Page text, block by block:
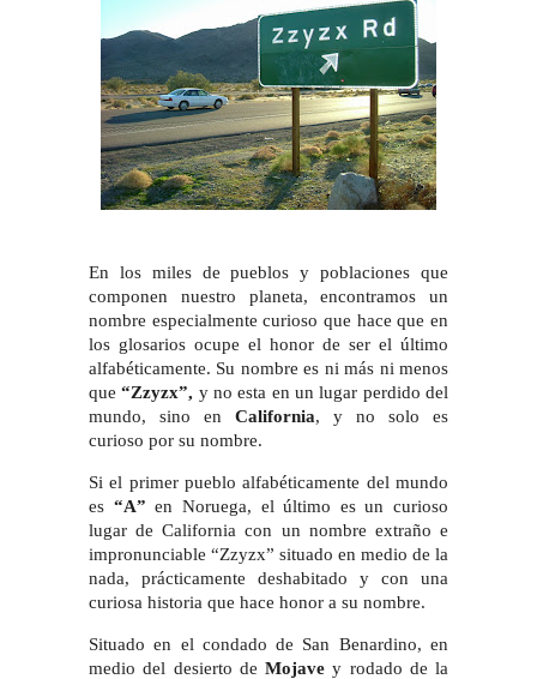
En los miles de pueblos y poblaciones que
componen nuestro planeta, encontramos un
nombre especialmente curioso que hace que en
los glosarios ocupe el honor de ser el último
alfabéticamente. Su nombre es ni más ni menos
que“Zzyzx”, y no esta en un lugar perdido del
mundo, sino en California, y no solo es
curioso por su nombre.
Si el primer pueblo alfabéticamente del mundo
es “A” en Noruega, el último es un curioso
lugar de California con un nombre extraño e
impronunciable “Zzyzx” situado en medio de la
nada, prácticamente deshabitado y con una
curiosa historia que hace honor a su nombre.
Situado en el condado de San Benardino, en
medio del desierto de Mojavey rodado de la